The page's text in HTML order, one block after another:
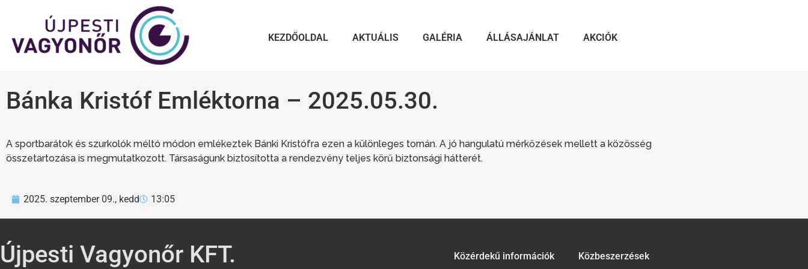
KEZDŐOLDAL AKTUÁLIS GALÉRIA ÁLLÁSAJÁNLAT AKCIÓK
Bánka Kristóf Emléktorna – 2025.05.30.
A sportbarátok és szurkolók méltó módon emlékeztek Bánki Kristófra ezen a különleges tornán. A jó hangulatú mérkőzések mellett a közösség
összetartozása is megmutatkozott. Társaságunk biztosította a rendezvény teljes körű biztonsági hátterét.
2025. szeptember 09., kedd 13:05
Újpesti Vagyonőr KFT. Közérdekű információk Közbeszerzések